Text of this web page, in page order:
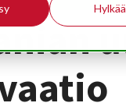
Hylkää